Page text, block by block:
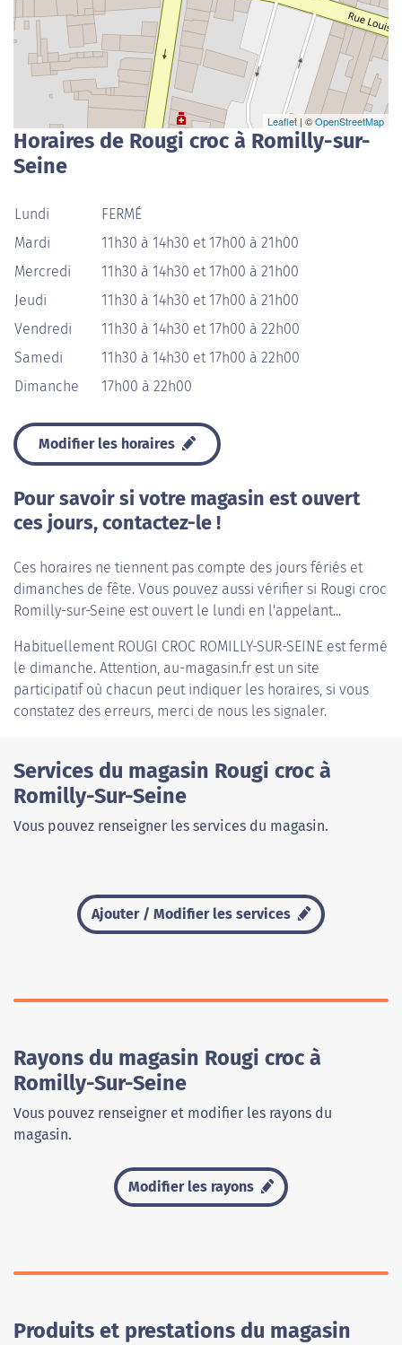
Leaflet | ©OpenStreetMap
Horaires de Rougi croc à Romilly-sur-
Seine
Lundi
FERMÉ
Mardi
11h30 à 14h30 et 17h00 à 21h00
Mercredi
11h30 à 14h30 et 17h00 à 21h00
Jeudi
11h30 à 14h30 et 17h00 à 21h00
Vendredi
11h30 à 14h30 et 17h00 à 22h00
Samedi
11h30 à 14h30 et 17h00 à 22h00
Dimanche
17h00 à 22h00
Modifier les horaires
Pour savoir si votre magasin est ouvert
ces jours, contactez-le !
Ces horaires ne tiennent pas compte des jours fériés et
dimanches de fête. Vous pouvez aussi vérifier si Rougi croc
Romilly-sur-Seine est ouvert le lundi en l'appelant...
Habituellement ROUGI CROC ROMILLY-SUR-SEINE est fermé
le dimanche. Attention, au-magasin.fr est un site
participatif où chacun peut indiquer les horaires, si vous
constatez des erreurs, merci de nous les signaler.
Services du magasin Rougi croc à
Romilly-Sur-Seine
Vous pouvez renseigner les services du magasin.
Ajouter / Modifier les services
Rayons du magasin Rougi croc à
Romilly-Sur-Seine
Vous pouvez renseigner et modifier les rayons du
magasin.
Modifier les rayons
Produits et prestations du magasin